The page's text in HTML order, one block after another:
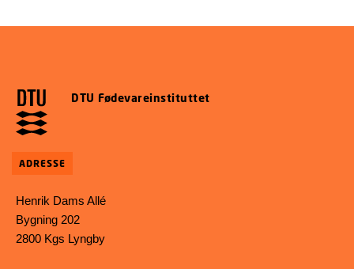
DTU Fødevareinstituttet
ADRESSE
Henrik Dams Allé
Bygning 202
2800 Kgs Lyngby